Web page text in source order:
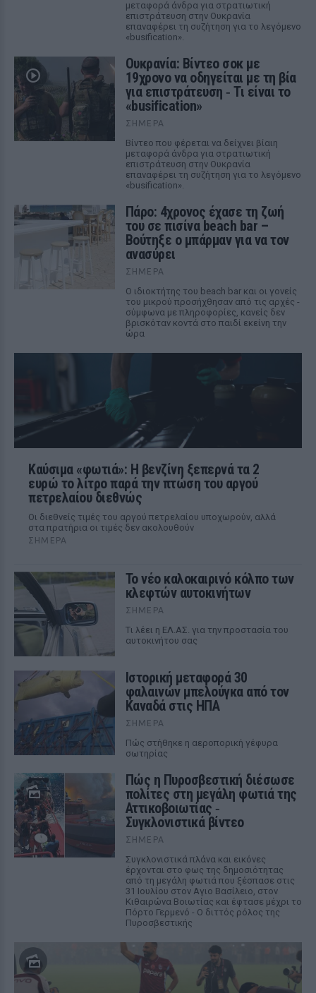
μεταφορά άνδρα για στρατιωτική
επιστράτευση στην Ουκρανία
επαναφέρει τη συζήτηση για το λεγόμενο
«busification».
Ουκρανία: Βίντεο σοκ με
19χρονο να οδηγείται με τη βία
για επιστράτευση ‑ Τι είναι το
«busification»
ΣΉΜΕΡΑ
Βίντεο που φέρεται να δείχνει βίαιη
μεταφορά άνδρα για στρατιωτική
επιστράτευση στην Ουκρανία
επαναφέρει τη συζήτηση για το λεγόμενο
«busification».
Πάρο: 4χρονος έχασε τη ζωή
του σε πισίνα beach bar –
Βούτηξε ο μπάρμαν για να τον
ανασύρει
ΣΉΜΕΡΑ
Ο ιδιοκτήτης του beach bar και οι γονείς
του μικρού προσήχθησαν από τις αρχές -
σύμφωνα με πληροφορίες, κανείς δεν
βρισκόταν κοντά στο παιδί εκείνη την
ώρα
Καύσιμα «φωτιά»: Η βενζίνη ξεπερνά τα 2
ευρώ το λίτρο παρά την πτώση του αργού
πετρελαίου διεθνώς
Οι διεθνείς τιμές του αργού πετρελαίου υποχωρούν, αλλά
στα πρατήρια οι τιμές δεν ακολουθούν
ΣΉΜΕΡΑ
Το νέο καλοκαιρινό κόλπο των
κλεφτών αυτοκινήτων
ΣΉΜΕΡΑ
Tι λέει η ΕΛ.ΑΣ. για την προστασία του
αυτοκινήτου σας
Ιστορική μεταφορά 30
φαλαινών μπελούγκα από τον
Καναδά στις ΗΠΑ
ΣΉΜΕΡΑ
Πώς στήθηκε η αεροπορική γέφυρα
σωτηρίας
Πώς η Πυροσβεστική διέσωσε
πολίτες στη μεγάλη φωτιά της
Αττικοβοιωτίας ‑
Συγκλονιστικά βίντεο
ΣΉΜΕΡΑ
Συγκλονιστικά πλάνα και εικόνες
έρχονται στο φως της δημοσιότητας
από τη μεγάλη φωτιά που ξέσπασε στις
31 Ιουλίου στον Αγιο Βασίλειο, στον
Κιθαιρώνα Βοιωτίας και έφτασε μέχρι το
Πόρτο Γερμενό - Ο διττός ρόλος της
Πυροσβεστικής